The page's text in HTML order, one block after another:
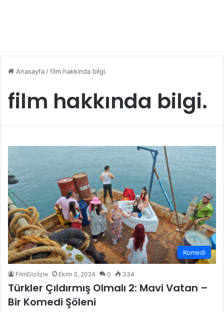
Anasayfa/film hakkında bilgi.
film hakkında bilgi.
Komedi
FilmDiziİzle Ekim 3, 2024 0 334
Türkler Çıldırmış Olmalı 2: Mavi Vatan –
Bir Komedi Şöleni